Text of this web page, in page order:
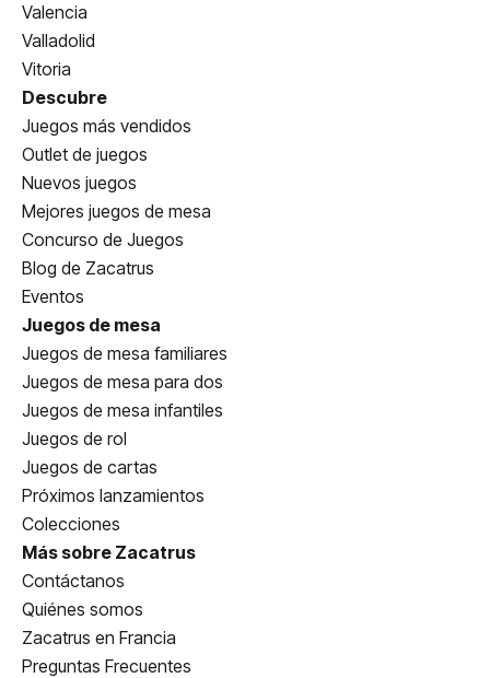
Valencia
Valladolid
Vitoria
Descubre
Juegos más vendidos
Outlet de juegos
Nuevos juegos
Mejores juegos de mesa
Concurso de Juegos
Blog de Zacatrus
Eventos
Juegos de mesa
Juegos de mesa familiares
Juegos de mesa para dos
Juegos de mesa infantiles
Juegos de rol
Juegos de cartas
Próximos lanzamientos
Colecciones
Más sobre Zacatrus
Contáctanos
Quiénes somos
Zacatrus en Francia
Preguntas Frecuentes